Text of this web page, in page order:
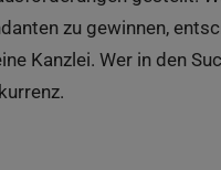
zu gewinnen,
Kanzlei. Wer in den